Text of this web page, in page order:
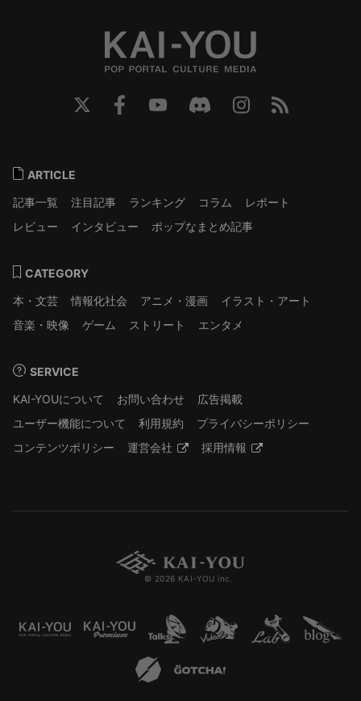
ARTICLE
記事一覧
注目記事 ランキング コラム
レポート
レビュー
インタビュー ポップなまとめ記事
CATEGORY
本・文芸
情報化社会 アニメ・漫画
イラスト・アート
音楽・映像
ゲーム ストリート エンタメ
SERVICE
KAI-YOUについて
お問い合わせ
広告掲載
ユーザー機能について
利用規約
プライバシーポリシー
コンテンツポリシー
運営会社 採用情報
© 2026 KAI-YOU inc.